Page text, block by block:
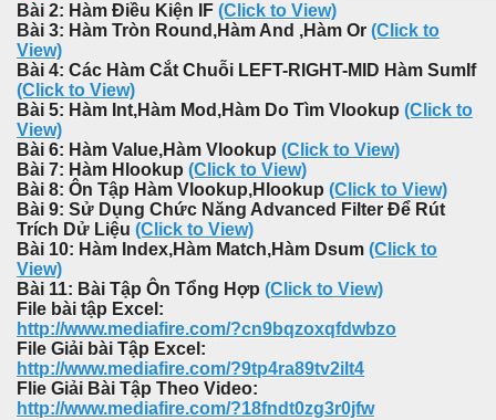
Bài 2: Hàm Điều Kiện IF (Click to View)
Bài 3: Hàm Tròn Round,Hàm And ,Hàm Or (Click to
View)
Bài 4: Các Hàm Cắt Chuỗi LEFT-RIGHT-MID Hàm SumIf
(Click to View)
Bài 5: Hàm Int,Hàm Mod,Hàm Do Tìm Vlookup (Click to
View)
Bài 6: Hàm Value,Hàm Vlookup (Click to View)
Bài 7: Hàm Hlookup (Click to View)
Bài 8: Ôn Tập Hàm Vlookup,Hlookup (Click to View)
Bài 9: Sử Dụng Chức Năng Advanced Filter Để Rút
Trích Dử Liệu (Click to View)
Bài 10: Hàm Index,Hàm Match,Hàm Dsum (Click to
View)
Bài 11: Bài Tập Ôn Tổng Hợp (Click to View)
File bài tập Excel:
http://www.mediafire.com/?cn9bqzoxqfdwbzo
File Giải bài Tập Excel:
http://www.mediafire.com/?9tp4ra89tv2ilt4
Flie Giải Bài Tập Theo Video:
http://www.mediafire.com/?18fndt0zg3r0jfw